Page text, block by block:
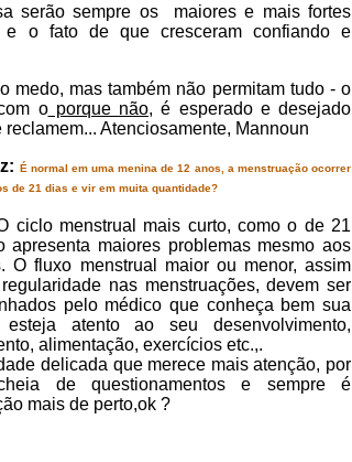
serão sempre os maiores e mais fortes
o fato de que cresceram confiando e
medo, mas também não permitam tudo - o
oporque não, é esperado e desejado
Atenciosamente, Mannoun
É normal em uma menina de 12 anos, a menstruação ocorrer
de 21 dias e vir em muita quantidade?
ciclo menstrual mais curto, como o de 21
apresenta maiores problemas mesmo aos
O fluxo menstrual maior ou menor, assim
nas menstruações, devem ser
pelo médico que conheça bem sua
atento ao seu desenvolvimento,
alimentação, exercícios etc.,.
delicada que merece mais atenção, por
de questionamentos e sempre é
mais de perto,ok ?